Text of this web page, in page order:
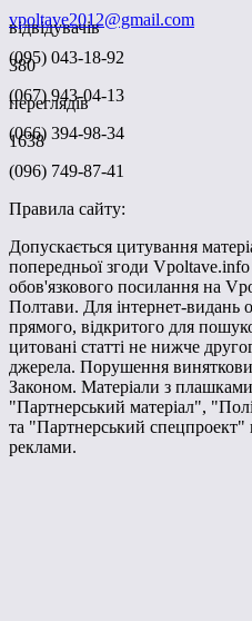
відвідувачів
380
переглядів
1638
vpoltave2012@gmail.com
(095) 043-18-92
(067) 943-04-13
(066) 394-98-34
(096) 749-87-41
Правила сайту:
Допускається цитування
попередньої згоди
обов'язкового посилання на
Полтави. Для інтернет-видань
прямого, відкритого для
цитовані статті не нижче
джерела. Порушення
Законом. Матеріали з
"Партнерський матеріал",
та "Партнерський спецпроект"
реклами.